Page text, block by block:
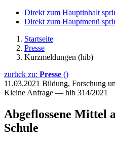
Direkt zum Hauptinhalt
Direkt zum Hauptmenü
Startseite
Presse
Kurzmeldungen (hib)
zurück zu: Presse ()
11.03.2021 Bildung, Forschung
Kleine Anfrage — hib 314/2021
Abgeflossene Mittel
Schule